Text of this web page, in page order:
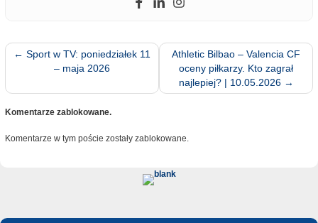
← Sport w TV: poniedziałek 11
– maja 2026
Athletic Bilbao – Valencia CF
oceny piłkarzy. Kto zagrał
najlepiej? | 10.05.2026 →
Komentarze zablokowane.
Komentarze w tym poście zostały zablokowane.